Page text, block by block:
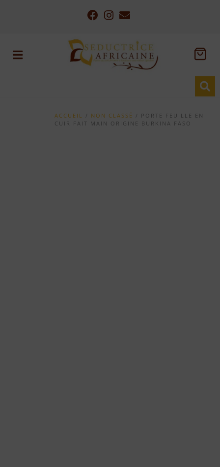
ACCUEIL / NON CLASSÉ / PORTE FEUILLE EN
CUIR FAIT MAIN ORIGINE BURKINA FASO